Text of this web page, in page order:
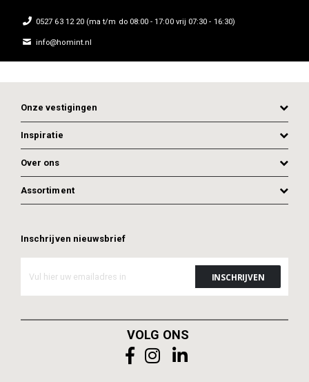
0527 63 12 20 (ma t/m do 08:00 - 17:00 vrij 07:30 - 16:30)
info@homint.nl
Onze vestigingen
Inspiratie
Over ons
Assortiment
Inschrijven nieuwsbrief
VOLG ONS